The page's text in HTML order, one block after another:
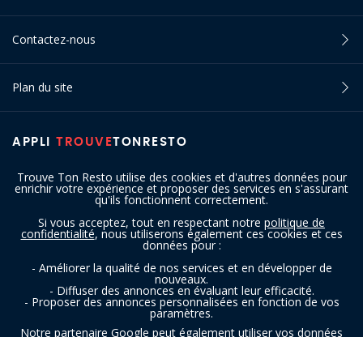
Trouve Ton Resto utilise des cookies et d'autres données pour
enrichir votre expérience et proposer des services en s'assurant
qu'ils fonctionnent correctement.
Si vous acceptez, tout en respectant notre politique de
confidentialité, nous utiliserons également ces cookies et ces
données pour :
- Améliorer la qualité de nos services et en développer de
nouveaux.
- Diffuser des annonces en évaluant leur efficacité.
- Proposer des annonces personnalisées en fonction de vos
paramètres.
Notre partenaire Google peut également utiliser vos données
APPLI TROUVETONRESTO
Contactez-nous
Plan du site
SUIVEZ-NOUS